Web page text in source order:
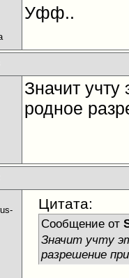
Уфф..
Значит
родное
Цитата:
Сообщение от
Значит учту
разрешение